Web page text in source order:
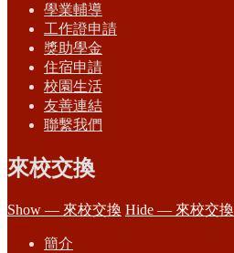
學業輔導
工作證申請
獎助學金
住宿申請
校園生活
友善連結
聯繫我們
來校交換
Show — 來校交換 Hide — 來校交換
簡介